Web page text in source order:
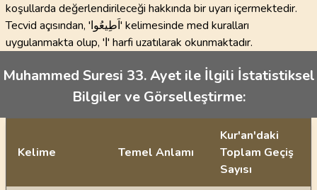
koşullarda değerlendirileceği hakkında bir uyarı içermektedir.
Tecvid açısından, 'اَطِيعُوا' kelimesinde med kuralları
uygulanmakta olup, 'ا' harfi uzatılarak okunmaktadır.
Muhammed Suresi 33. Ayet ile İlgili İstatistiksel
Bilgiler ve Görselleştirme:
Kelime Temel Anlamı
Kur'an'daki
Toplam Geçiş
Sayısı